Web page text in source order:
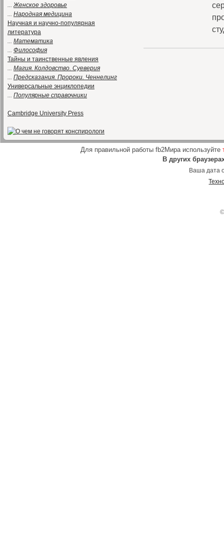
...Женское здоровье
... Народная медицина
Научная и научно-популярная
литература
... Математика
... Философия
Тайны и таинственные явления
... Магия. Колдовство. Суеверия
... Предсказания. Пророки. Ченнелинг
Универсальные энциклопедии
... Популярные справочники
Cambridge University Press
Для правильной работы fb2Мира используйте
В других
Ваша дата